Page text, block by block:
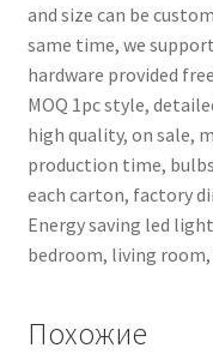
and size can be
same time, we support
hardware provided
MOQ 1pc style,
high quality, on sale,
production time,
each carton, factory
Energy saving led
bedroom, living room,
Похожие